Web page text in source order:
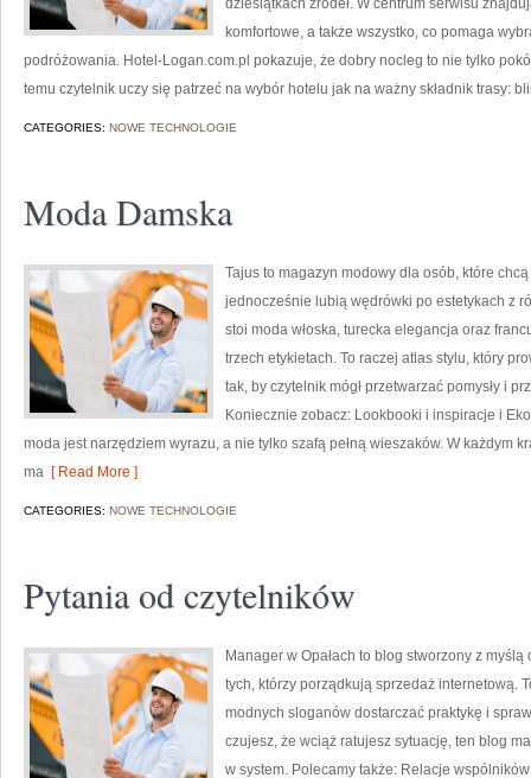
dziesiątkach źródeł. W centrum serwisu
komfortowe, a także wszystko, co pomaga
podróżowania. Hotel-Logan.com.pl pokazuje, że dobry nocleg to nie tylko
temu czytelnik uczy się patrzeć na wybór hotelu jak na ważny składnik trasy:
CATEGORIES: NOWE TECHNOLOGIE
Moda Damska
Tajus to magazyn modowy dla osób, które
jednocześnie lubią wędrówki po estetykach z
stoi moda włoska, turecka elegancja oraz
trzech etykietach. To raczej atlas stylu, który
tak, by czytelnik mógł przetwarzać pomysły i
Koniecznie zobacz: Lookbooki i inspiracje i
moda jest narzędziem wyrazu, a nie tylko szafą pełną wieszaków. W każdym
ma [ Read More ]
CATEGORIES: NOWE TECHNOLOGIE
Pytania od czytelników
Manager w Opałach to blog stworzony z
tych, którzy porządkują sprzedaż internetową.
modnych sloganów dostarczać praktykę i
czujesz, że wciąż ratujesz sytuację, ten blog
w system. Polecamy także: Relacje